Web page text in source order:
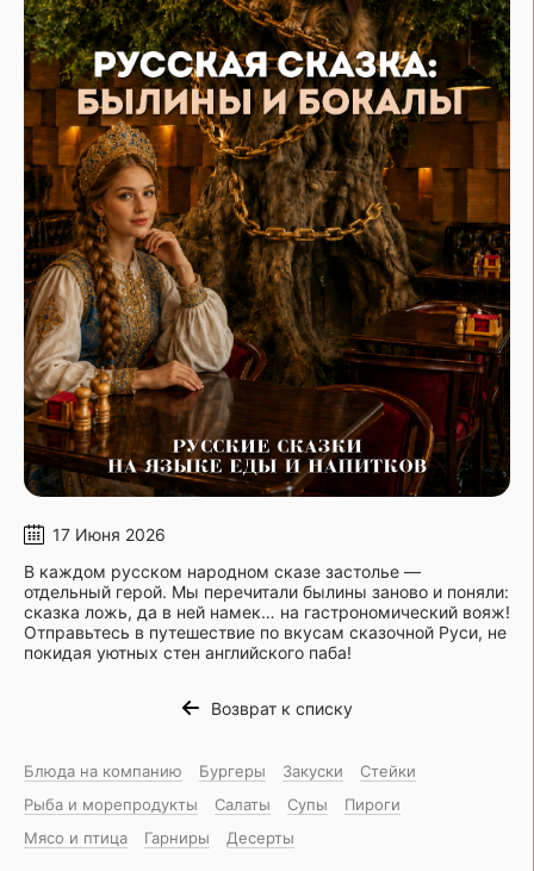
17 Июня 2026
В каждом русском народном сказе застолье —
отдельный герой. Мы перечитали былины заново и поняли:
сказка ложь, да в ней намек… на гастрономический вояж!
Отправьтесь в путешествие по вкусам сказочной Руси, не
покидая уютных стен английского паба!
Возврат к списку
Блюда на компанию Бургеры Закуски
Стейки
Рыба и морепродукты
Салаты Супы
Пироги
Мясо и птица
Гарниры Десерты